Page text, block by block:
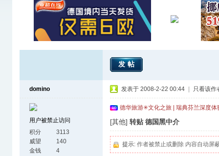
发帖
domino
用户被禁止访问
积分
3113
威望
140
金钱
4
发表于 2008-2-22 00:44 只看该作
德华旅游✳文化之旅 | 瑞典芬兰深度
[其他] 转贴 德国黑中介
提示: 作者被禁止或删除 内容自动屏